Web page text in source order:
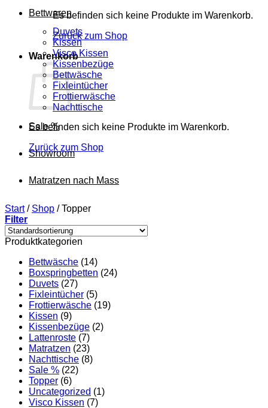
Es befinden sich keine Produkte im Warenkorb.
Zurück zum Shop
Warenkorb
Es befinden sich keine Produkte im Warenkorb.
Zurück zum Shop
Bettwaren
Duvets
Kissen
Visco Kissen
Kissenbezüge
Bettwäsche
Fixleintücher
Frottierwäsche
Nachttische
Sale %
Showroom
Matratzen nach Mass
Start / Shop /Topper
Filter
Produktkategorien
Bettwäsche (14)
Boxspringbetten (24)
Duvets (27)
Fixleintücher (5)
Frottierwäsche (19)
Kissen (9)
Kissenbezüge (2)
Lattenroste (7)
Matratzen (23)
Nachttische (8)
Sale % (22)
Topper (6)
Uncategorized (1)
Visco Kissen (7)